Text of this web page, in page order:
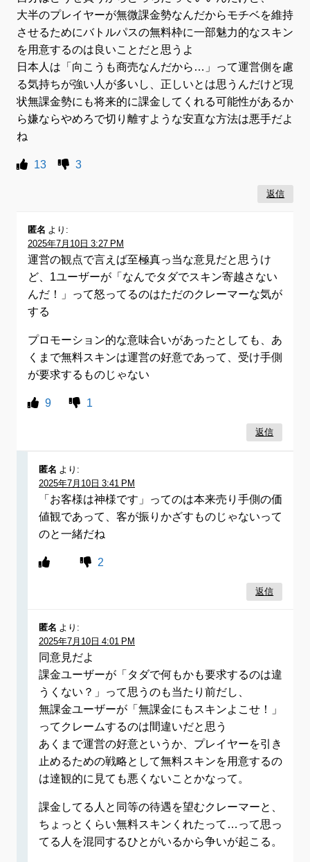
大半のプレイヤーが無微課金勢なんだからモチベを維持
させるためにバトルパスの無料枠に一部魅力的なスキン
を用意するのは良いことだと思うよ
日本人は「向こうも商売なんだから…」って運営側を慮
る気持ちが強い人が多いし、正しいとは思うんだけど現
状無課金勢にも将来的に課金してくれる可能性があるか
ら嫌ならやめろで切り離すような安直な方法は悪手だよ
ね
13 3
返信
匿名 より:
2025年7月10日 3:27 PM
運営の観点で言えば至極真っ当な意見だと思うけ
ど、1ユーザーが「なんでタダでスキン寄越さない
んだ！」って怒ってるのはただのクレーマーな気が
する
プロモーション的な意味合いがあったとしても、あ
くまで無料スキンは運営の好意であって、受け手側
が要求するものじゃない
9 1
返信
匿名 より:
2025年7月10日 3:41 PM
「お客様は神様です」ってのは本来売り手側の価
値観であって、客が振りかざすものじゃないって
のと一緒だね
2
返信
匿名 より:
2025年7月10日 4:01 PM
同意見だよ
課金ユーザーが「タダで何もかも要求するのは違
うくない？」って思うのも当たり前だし、
無課金ユーザーが「無課金にもスキンよこせ！」
ってクレームするのは間違いだと思う
あくまで運営の好意というか、プレイヤーを引き
止めるための戦略として無料スキンを用意するの
は達観的に見ても悪くないことかなって。
課金してる人と同等の待遇を望むクレーマーと、
ちょっとくらい無料スキンくれたって…って思っ
てる人を混同するひとがいるから争いが起こる。